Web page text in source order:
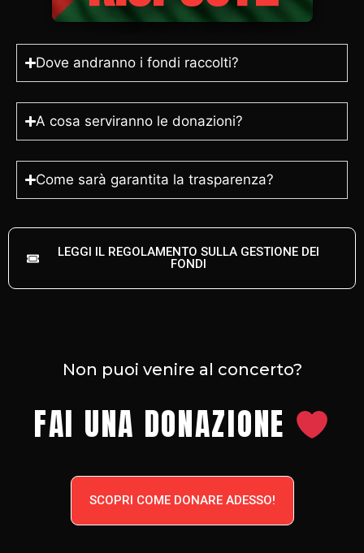
Dove andranno i fondi raccolti?
A cosa serviranno le donazioni?
Come sarà garantita la trasparenza?
LEGGI IL REGOLAMENTO SULLA GESTIONE DEI
FONDI
Non puoi venire al concerto?
FAI UNA DONAZIONE
SCOPRI COME DONARE ADESSO!